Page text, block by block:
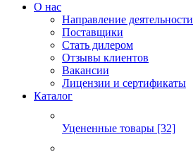
О нас
Направление деятельности
Поставщики
Стать дилером
Отзывы клиентов
Вакансии
Лицензии и сертификаты
Каталог
Уцененные товары [32]